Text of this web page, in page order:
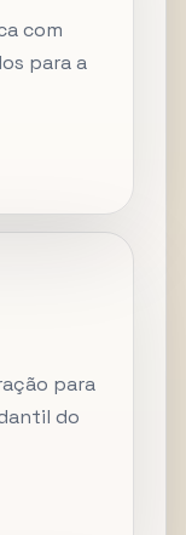
com
para a
para
do